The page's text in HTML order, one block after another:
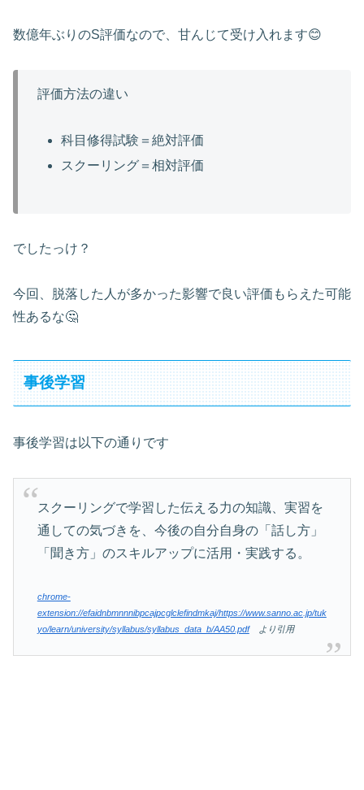
数億年ぶりのS評価なので、甘んじて受け入れます😊
評価方法の違い
科目修得試験＝絶対評価
スクーリング＝相対評価
でしたっけ？
今回、脱落した人が多かった影響で良い評価もらえた可能
性あるな🤔
事後学習
事後学習は以下の通りです
スクーリングで学習した伝える力の知識、実習を
通しての気づきを、今後の自分自身の「話し方」
「聞き方」のスキルアップに活用・実践する。
chrome-
extension://efaidnbmnnnibpcajpcglclefindmkaj/https://www.sanno.ac.jp/tuk
yo/learn/university/syllabus/syllabus_data_b/AA50.pdfより引用